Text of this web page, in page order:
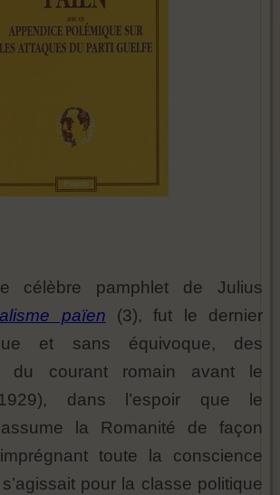
célèbre pamphlet de Julius
païen (3), fut le dernier
et sans équivoque, des
du courant romain avant le
dans l’espoir que le
la Romanité de façon
toute la conscience
pour la classe politique